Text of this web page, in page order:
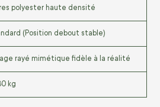
polyester haute densité
(Position debout stable)
rayé mimétique fidèle à la réalité
kg